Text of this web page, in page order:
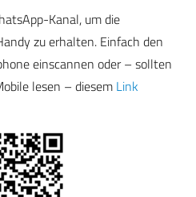
Kanal, um die
zu erhalten. Einfach den
einscannen oder – sollten
lesen – diesem Link